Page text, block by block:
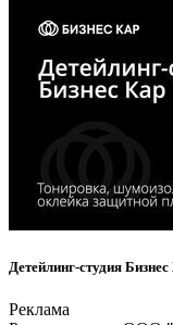
Детейлинг-студия
Реклама